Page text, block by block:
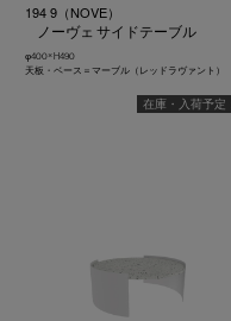
194 9（NOVE）
ノーヴェ サイドテーブル
φ400× H490
天板・ベース＝マーブル（レッドラヴァント）